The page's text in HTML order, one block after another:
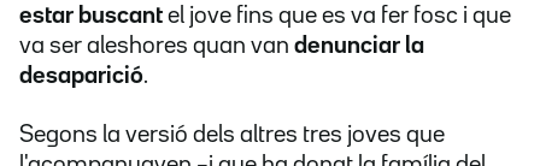
estar buscant el jove fins que es va fer fosc i que
va ser aleshores quan van denunciar la
desaparició.
Segons la versió dels altres tres joves que